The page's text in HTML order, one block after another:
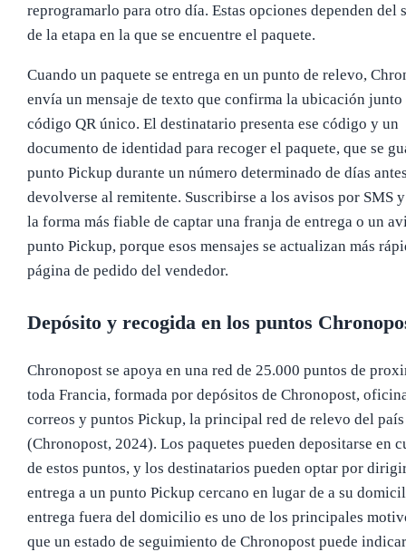
reprogramarlo para otro día. Estas opciones dependen del
de la etapa en la que se encuentre el paquete.
Cuando un paquete se entrega en un punto de relevo,
envía un mensaje de texto que confirma la ubicación junto
código QR único. El destinatario presenta ese código y un
documento de identidad para recoger el paquete, que se
punto Pickup durante un número determinado de días
devolverse al remitente. Suscribirse a los avisos por SMS
la forma más fiable de captar una franja de entrega o un
punto Pickup, porque esos mensajes se actualizan más
página de pedido del vendedor.
Depósito y recogida en los puntos
Chronopost se apoya en una red de 25.000 puntos de
toda Francia, formada por depósitos de Chronopost,
correos y puntos Pickup, la principal red de relevo del país
(Chronopost, 2024). Los paquetes pueden depositarse en
de estos puntos, y los destinatarios pueden optar por
entrega a un punto Pickup cercano en lugar de a su
entrega fuera del domicilio es uno de los principales
que un estado de seguimiento de Chronopost puede indicar